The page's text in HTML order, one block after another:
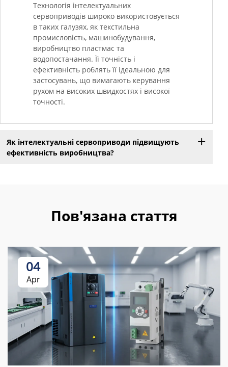
Технологія інтелектуальних
сервоприводів широко використовується
в таких галузях, як текстильна
промисловість, машинобудування,
виробництво пластмас та
водопостачання. Її точність і
ефективність роблять її ідеальною для
застосувань, що вимагають керування
рухом на високих швидкостях і високої
точності.
Як інтелектуальні сервоприводи підвищують
ефективність виробництва?
Пов'язана стаття
04
Apr